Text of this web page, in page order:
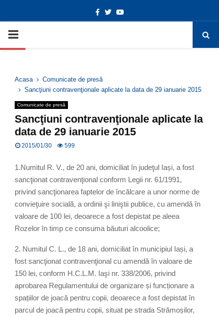
Deschide bara de unelte
Facebook
TwitterYoutube
PRIMARY
Acasa
Comunicate de presă
Sancţiuni contravenţionale aplicate la data de 29 ianuarie 2015
Comunicate de presă
Sancţiuni contravenţionale aplicate la
data de 29 ianuarie 2015
2015/01/30 599
1.Numitul R. V., de 20 ani, domiciliat în judeţul Iași, a fost
sancţionat contravenţional conform Legii nr. 61/1991,
privind sancţionarea faptelor de încălcare a unor norme de
convieţuire socială, a ordinii şi liniştii publice, cu amendă în
valoare de 100 lei, deoarece a fost depistat pe aleea
Rozelor în timp ce consuma băuturi alcoolice;
2. Numitul C. L., de 18 ani, domiciliat în municipiul Iași, a
fost sancţionat contravenţional cu amendă în valoare de
150 lei, conform H.C.L.M. Iaşi nr. 338/2006, privind
aprobarea Regulamentului de organizare și funcționare a
spațiilor de joacă pentru copii, deoarece a fost depistat în
parcul de joacă pentru copii, situat pe strada Strămoșilor,